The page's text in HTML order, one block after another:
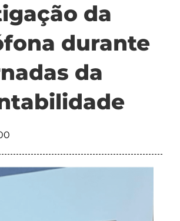
da
durante
da